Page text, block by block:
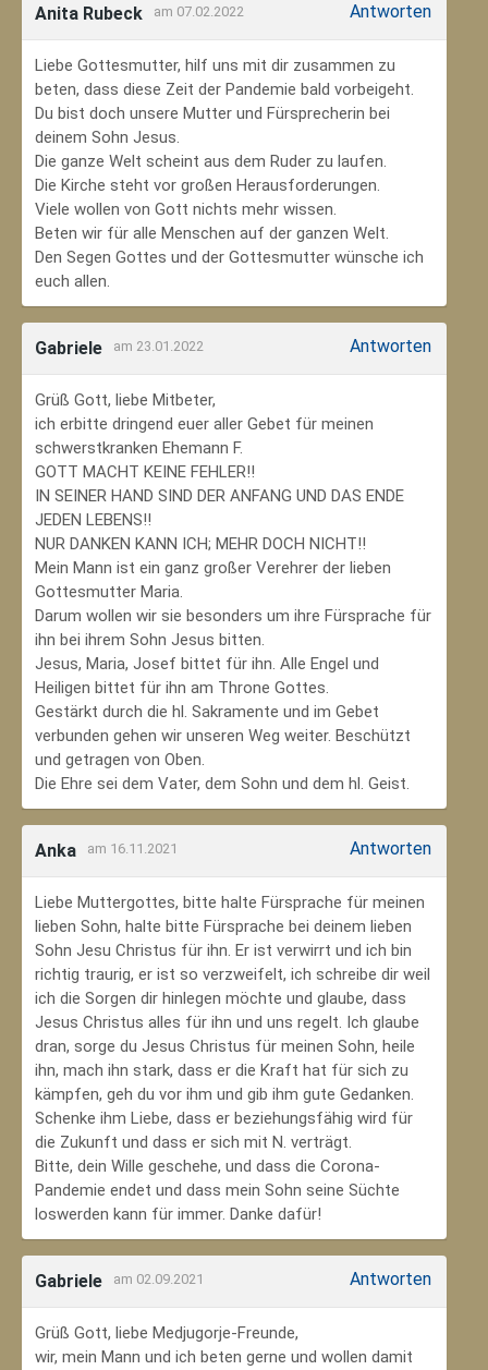
Anita Rubeck am 07.02.2022 Antworten
Liebe Gottesmutter, hilf uns mit dir zusammen zu
beten, dass diese Zeit der Pandemie bald vorbeigeht.
Du bist doch unsere Mutter und Fürsprecherin bei
deinem Sohn Jesus.
Die ganze Welt scheint aus dem Ruder zu laufen.
Die Kirche steht vor großen Herausforderungen.
Viele wollen von Gott nichts mehr wissen.
Beten wir für alle Menschen auf der ganzen Welt.
Den Segen Gottes und der Gottesmutter wünsche ich
euch allen.
Gabriele am 23.01.2022 Antworten
Grüß Gott, liebe Mitbeter,
ich erbitte dringend euer aller Gebet für meinen
schwerstkranken Ehemann F.
GOTT MACHT KEINE FEHLER!!
IN SEINER HAND SIND DER ANFANG UND DAS ENDE
JEDEN LEBENS!!
NUR DANKEN KANN ICH; MEHR DOCH NICHT!!
Mein Mann ist ein ganz großer Verehrer der lieben
Gottesmutter Maria.
Darum wollen wir sie besonders um ihre Fürsprache für
ihn bei ihrem Sohn Jesus bitten.
Jesus, Maria, Josef bittet für ihn. Alle Engel und
Heiligen bittet für ihn am Throne Gottes.
Gestärkt durch die hl. Sakramente und im Gebet
verbunden gehen wir unseren Weg weiter. Beschützt
und getragen von Oben.
Die Ehre sei dem Vater, dem Sohn und dem hl. Geist.
Anka am 16.11.2021 Antworten
Liebe Muttergottes, bitte halte Fürsprache für meinen
lieben Sohn, halte bitte Fürsprache bei deinem lieben
Sohn Jesu Christus für ihn. Er ist verwirrt und ich bin
richtig traurig, er ist so verzweifelt, ich schreibe dir weil
ich die Sorgen dir hinlegen möchte und glaube, dass
Jesus Christus alles für ihn und uns regelt. Ich glaube
dran, sorge du Jesus Christus für meinen Sohn‚ heile
ihn, mach ihn stark, dass er die Kraft hat für sich zu
kämpfen, geh du vor ihm und gib ihm gute Gedanken.
Schenke ihm Liebe, dass er beziehungsfähig wird für
die Zukunft und dass er sich mit N. verträgt.
Bitte, dein Wille geschehe, und dass die Corona-
Pandemie endet und dass mein Sohn seine Süchte
loswerden kann für immer. Danke dafür!
Gabriele am 02.09.2021 Antworten
Grüß Gott, liebe Medjugorje-Freunde,
wir, mein Mann und ich beten gerne und wollen damit